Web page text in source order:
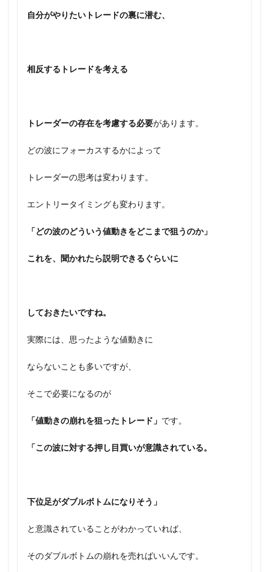
自分がやりたいトレードの裏に潜む、
相反するトレードを考える
トレーダーの存在を考慮する必要があります。
どの波にフォーカスするかによって
トレーダーの思考は変わります。
エントリータイミングも変わります。
「どの波のどういう値動きをどこまで狙うのか」
これを、聞かれたら説明できるぐらいに
しておきたいですね。
実際には、思ったような値動きに
ならないことも多いですが、
そこで必要になるのが
「値動きの崩れを狙ったトレード」 です。
「この波に対する押し目買いが意識されている。
下位足がダブルボトムになりそう」
と意識されていることがわかっていれば、
そのダブルボトムの崩れを売ればいいんです。